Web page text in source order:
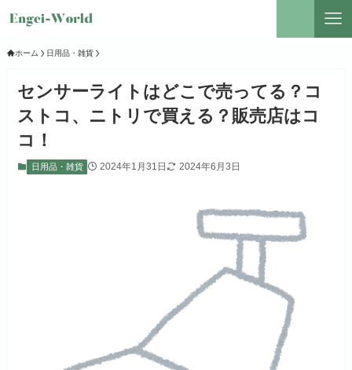
ホーム 日用品・雑貨
センサーライトはどこで売ってる？コ
ストコ、ニトリで買える？販売店はコ
コ！
日用品・雑貨 2024年1月31日 2024年6月3日